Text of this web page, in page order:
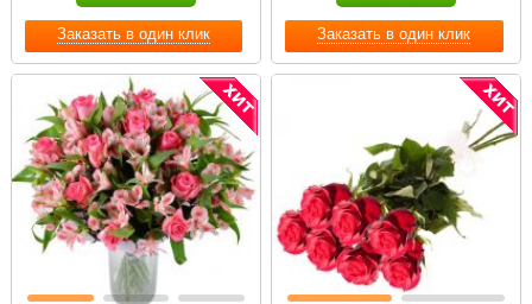
Заказать в один клик Заказать в один клик